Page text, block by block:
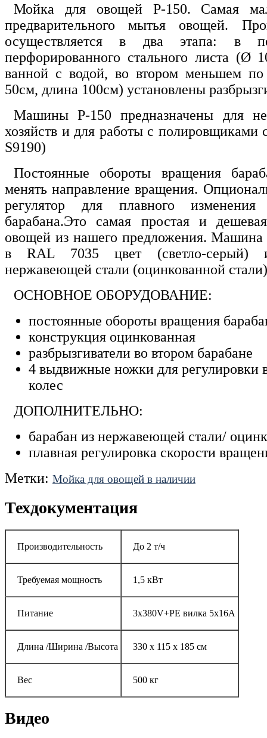
Мойка для овощей P-150. Самая
предварительного мытья овощей.
осуществляется в два этапа: в
перфорированного стального листа (Ø
ванной с водой, во втором меньшем
50см, длина 100см) установлены
Машины Р-150 предназначены для
хозяйств и для работы с полировщиками
S9190)
Постоянные обороты вращения
менять направление вращения.
регулятор для плавного
барабана.Это самая простая и
овощей из нашего предложения.
в RAL 7035 цвет (светло-серый)
нержавеющей стали (оцинкованной
ОСНОВНОЕ ОБОРУДОВАНИЕ:
постоянные обороты вращения
конструкция оцинкованная
разбрызгиватели во втором барабане
4 выдвижные ножки для регулировки
колес
ДОПОЛНИТЕЛЬНО:
барабан из нержавеющей стали/
плавная регулировка скорости
Метки: Мойка для овощей в наличии
Техдокументация
Производительность До 2 т/ч
Требуемая мощность 1,5 кВт
Питание 3x380V+PE вилка 5x16A
Длина /Ширина /Высота 330 x 115 x 185 см
Вес 500 кг
Видео